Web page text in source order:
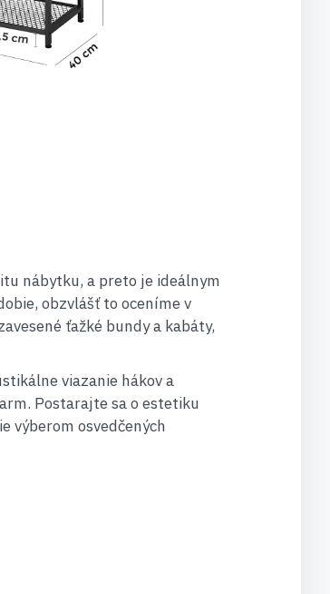
nábytku, a preto je ideálnym
obzvlášť to oceníme v
ťažké bundy a kabáty,
viazanie hákov a
Postarajte sa o estetiku
výberom osvedčených